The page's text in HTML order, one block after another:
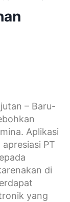
– Baru-
Aplikasi
PT
di
yang